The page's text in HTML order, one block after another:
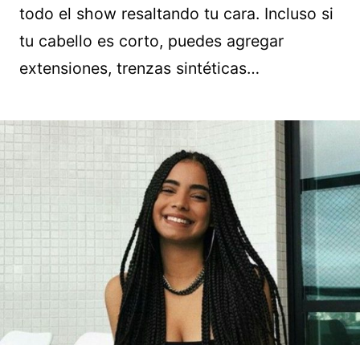
todo el show resaltando tu cara. Incluso si
tu cabello es corto, puedes agregar
extensiones, trenzas sintéticas…